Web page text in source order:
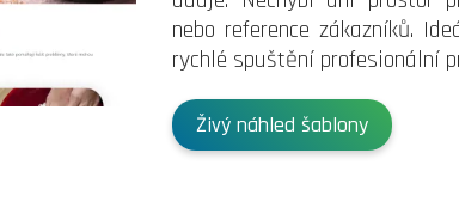
nebo reference zákazníků.
rychlé spuštění profesionální
Živý náhled šablony